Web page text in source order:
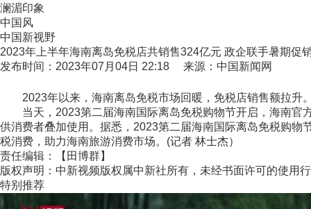
澜湄印象
中国风
中国新视野
2023年上半年海南离岛免税店共销售324亿元 政企联手暑期促
发布时间：2023年07月04日 22:18 来源：中国新闻网
2023年以来，海南离岛免税市场回暖，免税店销售额拉升
当天，2023第二届海南国际离岛免税购物节开启，海南官
供消费者叠加使用。据悉，2023第二届海南国际离岛免税购
税消费，助力海南旅游消费市场。(记者 林士杰）
责任编辑：【田博群】
版权声明：中新视频版权属中新社所有，未经书面许可的使用
特别推荐